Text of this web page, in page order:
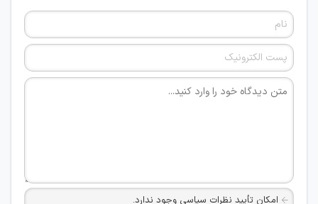
امکان تأیید نظرات سیاسی وجود ندارد.